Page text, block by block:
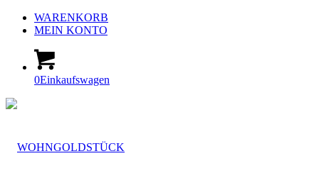
WARENKORB
MEIN KONTO
0Einkaufswagen